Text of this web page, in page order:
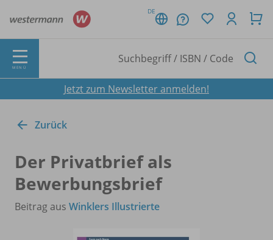
DE
MENÜ
Jetzt zum Newsletter anmelden!
Zurück
Der Privatbrief als
Bewerbungsbrief
Beitrag aus Winklers Illustrierte